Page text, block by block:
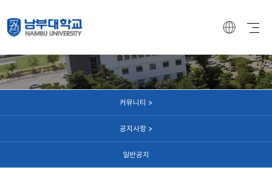
커뮤니티 >
공지사항 >
일반공지